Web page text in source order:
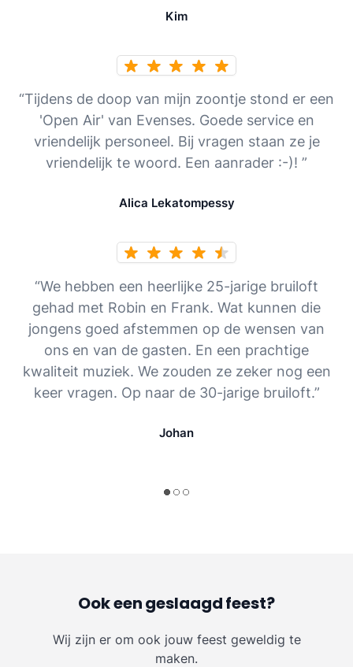
Kim
“Tijdens de doop van mijn zoontje stond er een
'Open Air' van Evenses. Goede service en
vriendelijk personeel. Bij vragen staan ze je
vriendelijk te woord. Een aanrader :-)! ”
Alica Lekatompessy
“We hebben een heerlijke 25-jarige bruiloft
gehad met Robin en Frank. Wat kunnen die
jongens goed afstemmen op de wensen van
ons en van de gasten. En een prachtige
kwaliteit muziek. We zouden ze zeker nog een
keer vragen. Op naar de 30-jarige bruiloft.”
Johan
Ook een geslaagd feest?
Wij zijn er om ook jouw feest geweldig te
maken.